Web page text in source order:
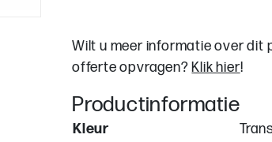
Wilt u meer informatie over dit
offerte opvragen?Klik hier!
Productinformatie
Kleur